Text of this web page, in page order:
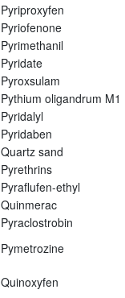
Pyriproxyfen
Pyriofenone
Pyrimethanil
Pyridate
Pyroxsulam
Pythium oligandrum M1
Pyridalyl
Pyridaben
Quartz sand
Pyrethrins
Pyraflufen-ethyl
Quinmerac
Pyraclostrobin
Pymetrozine
Quinoxyfen